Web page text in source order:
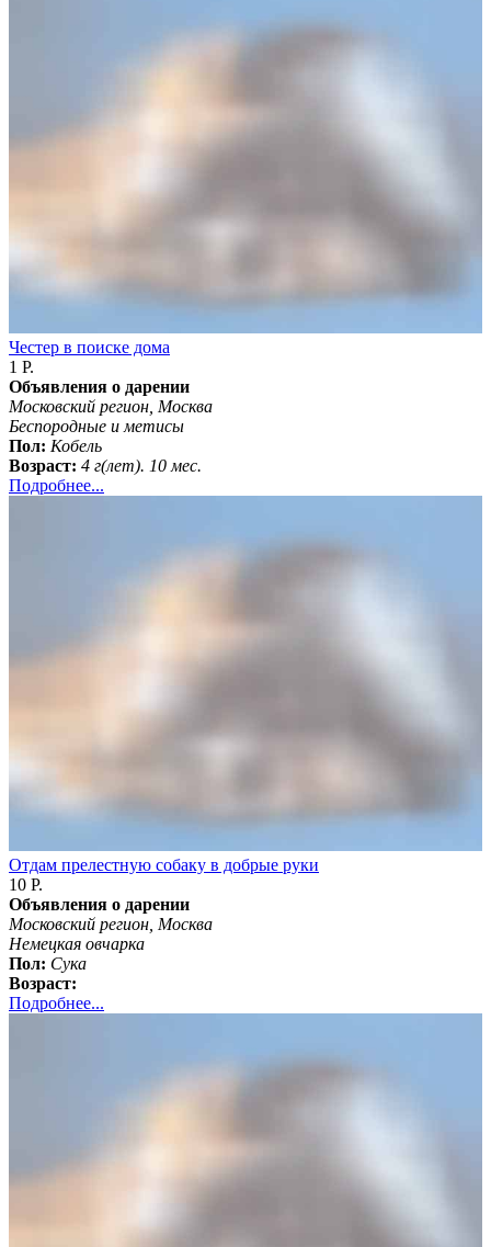
Честер в поиске дома
1 Р.
Объявления о дарении
Московский регион, Москва
Бeспородные и метисы
Пол: Кобель
Возраст: 4 г(лет). 10 мес.
Подробнее...
Отдам прелестную собаку в добрые руки
10 Р.
Объявления о дарении
Московский регион, Москва
Немецкая овчарка
Пол: Сука
Возраст:
Подробнее...